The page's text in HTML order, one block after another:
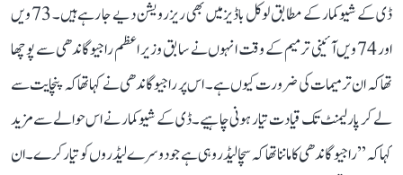
ڈی کے شیو کمار کے مطابق لوکل باڈیز میں بھی ریزرویشن دیے جا رہے ہیں۔ 73 ویں
اور 74 ویں آئینی ترمیم کے وقت انہوں نے سابق وزیر اعظم راجیو گاندھی سے پوچھا
تھا کہ ان ترمیمات کی ضرورت کیوں ہے۔ اس پر راجیو گاندھی نے کہا تھا کہ پنچایت سے
لے کر پارلیمنٹ تک قیادت تیار ہونی چاہیے۔ ڈی کے شیوکمار نے اس حوالے سے مزید
کہا کہ ’’راجیو گاندھی کا ماننا تھا کہ سچا لیڈر وہی ہے جو دوسرے لیڈروں کو تیار کرے۔ ان